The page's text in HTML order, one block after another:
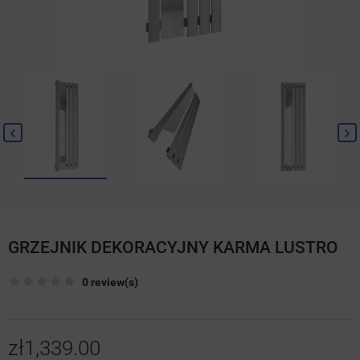
GRZEJNIK DEKORACYJNY KARMA LUSTRO
0 review(s)
zł1,339.00